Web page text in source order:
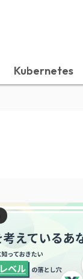
Kubernetes